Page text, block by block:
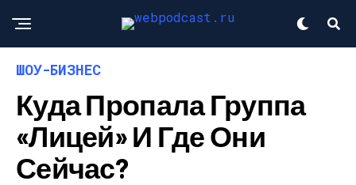
ШОУ-БИЗНЕС
Куда Пропала Группа
«Лицей» И Где Они
Сейчас?